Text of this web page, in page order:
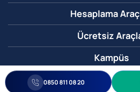
Hesaplama
Ücretsiz
Kampüs
0850 811 08 20
0850 811 08 20